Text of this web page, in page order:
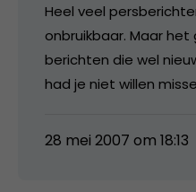
Heel veel
onbruikbaar. Maar
berichten die wel
had je niet willen
28 mei 2007 om 18:13